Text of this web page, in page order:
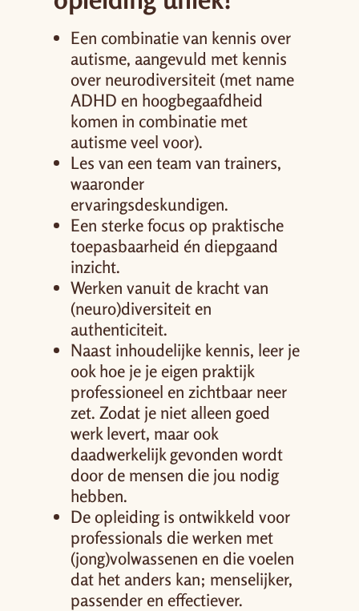
Een combinatie van kennis over
autisme, aangevuld met kennis
over neurodiversiteit (met name
ADHD en hoogbegaafdheid
komen in combinatie met
autisme veel voor).
Les van een team van trainers,
waaronder
ervaringsdeskundigen.
Een sterke focus op praktische
toepasbaarheid én diepgaand
inzicht.
Werken vanuit de kracht van
(neuro)diversiteit en
authenticiteit.
Naast inhoudelijke kennis, leer je
ook hoe je je eigen praktijk
professioneel en zichtbaar neer
zet. Zodat je niet alleen goed
werk levert, maar ook
daadwerkelijk gevonden wordt
door de mensen die jou nodig
hebben.
De opleiding is ontwikkeld voor
professionals die werken met
(jong)volwassenen en die voelen
dat het anders kan; menselijker,
passender en effectiever.